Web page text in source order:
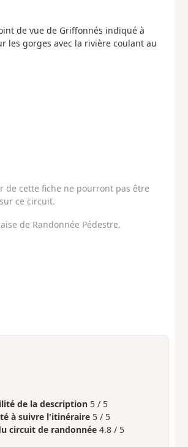
de vue de Griffonnés indiqué à
les gorges avec la rivière coulant au
de cette fiche ne pourront pas être
ce circuit.
de Randonnée Pédestre.
de la description 5 / 5
à suivre l'itinéraire 5 / 5
circuit de randonnée 4.8 / 5